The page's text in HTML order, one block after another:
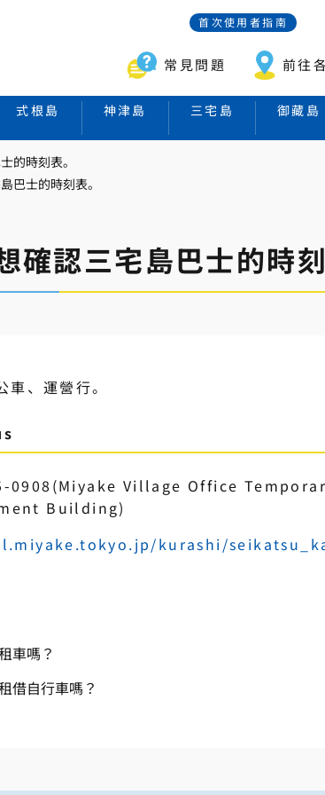
首次使用者指南
常見問題 前往
式根島 神津島 三宅島 御藏島
的時刻表。
巴士的時刻表。
確認三宅島巴士的時刻
車、運營行。
0908(Miyake Village Office
Building)
kurashi/
車嗎？
借自行車嗎？